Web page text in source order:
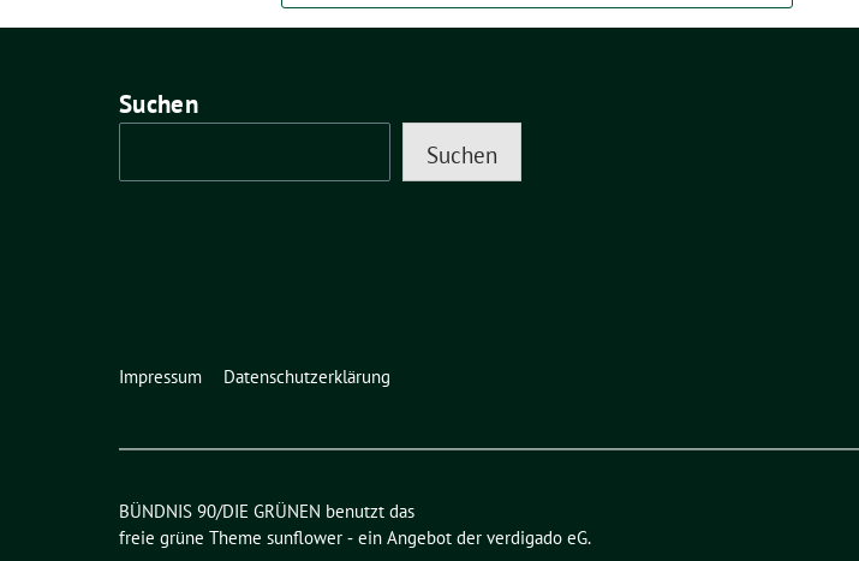
Suchen
Suchen
Impressum Datenschutzerklärung
BÜNDNIS 90/DIE GRÜNEN benutzt das
freie grüne Theme sunflower ‐ ein Angebot der verdigado eG.